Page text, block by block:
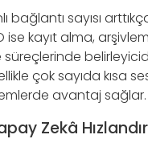
bağlantı sayısı
ise kayıt alma,
süreçlerinde
çok sayıda kısa
avantaj sağlar.
Zekâ